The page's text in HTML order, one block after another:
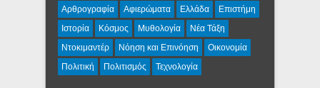
Αρθρογραφία
Αφιερώματα Ελλάδα
Επιστήμη
Ιστορία
Κόσμος Μυθολογία
Νέα Τάξη
Ντοκιμαντέρ
Νόηση και Επινόηση
Οικονομία
Πολιτική
Πολιτισμός Τεχνολογία